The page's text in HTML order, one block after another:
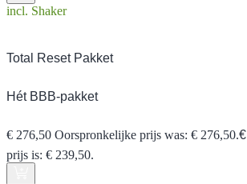
incl. Shaker
Total Reset Pakket
Hét BBB-pakket
€ 276,50 Oorspronkelijke prijs was: € 276,50.€
prijs is: € 239,50.